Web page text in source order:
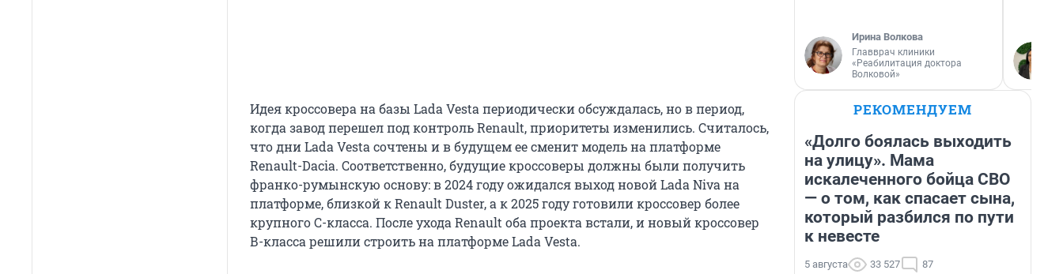
Идея кроссовера на базы Lada Vesta периодически обсуждалась, но в период,
когда завод перешел под контроль Renault, приоритеты изменились. Считалось,
что дни Lada Vesta сочтены и в будущем ее сменит модель на платформе
Renault-Dacia. Соответственно, будущие кроссоверы должны были получить
франко-румынскую основу: в 2024 году ожидался выход новой Lada Niva на
платформе, близкой к Renault Duster, а к 2025 году готовили кроссовер более
крупного С-класса. После ухода Renault оба проекта встали, и новый кроссовер
В-класса решили строить на платформе Lada Vesta.
Ирина Волкова
Главврач клиники
«Реабилитация доктора
Волковой»
РЕКОМЕНДУЕМ
«Долго боялась выходить
на улицу». Мама
искалеченного бойца СВО
— о том, как спасает сына,
который разбился по пути
к невесте
5 августа 33 527 87